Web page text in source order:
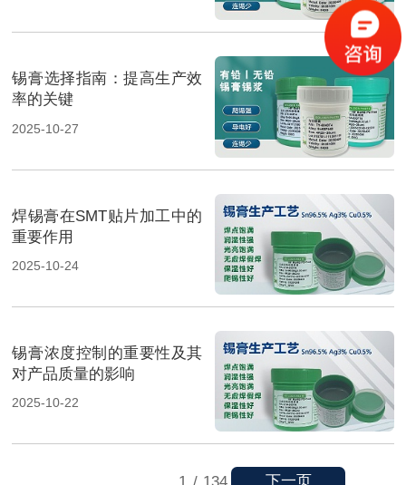
锡膏选择指南：提高生产效
率的关键
2025-10-27
焊锡膏在SMT贴片加工中的
重要作用
2025-10-24
锡膏浓度控制的重要性及其
对产品质量的影响
2025-10-22
下一页